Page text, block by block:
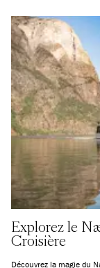
Explorez le
Croisière
Découvrez la magie du